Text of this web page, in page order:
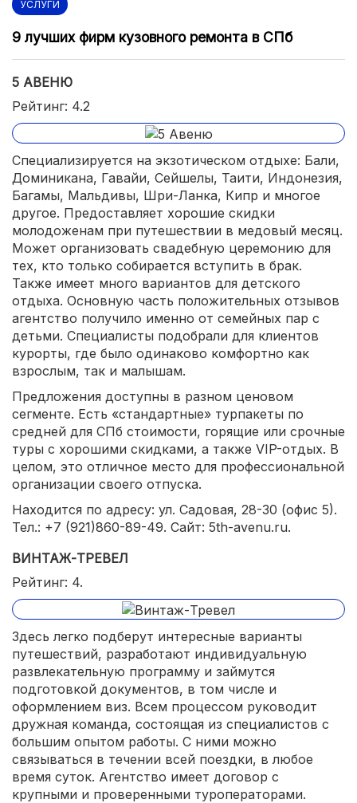
УСЛУГИ
9 лучших фирм кузовного ремонта в СПб
5 АВЕНЮ
Рейтинг: 4.2
Специализируется на экзотическом отдыхе: Бали,
Доминикана, Гавайи, Сейшелы, Таити, Индонезия,
Багамы, Мальдивы, Шри-Ланка, Кипр и многое
другое. Предоставляет хорошие скидки
молодоженам при путешествии в медовый месяц.
Может организовать свадебную церемонию для
тех, кто только собирается вступить в брак.
Также имеет много вариантов для детского
отдыха. Основную часть положительных отзывов
агентство получило именно от семейных пар с
детьми. Специалисты подобрали для клиентов
курорты, где было одинаково комфортно как
взрослым, так и малышам.
Предложения доступны в разном ценовом
сегменте. Есть «стандартные» турпакеты по
средней для СПб стоимости, горящие или срочные
туры с хорошими скидками, а также VIP-отдых. В
целом, это отличное место для профессиональной
организации своего отпуска.
Находится по адресу: ул. Садовая, 28-30 (офис 5).
Тел.: +7 (921)860-89-49. Сайт: 5th-avenu.ru.
ВИНТАЖ-ТРЕВЕЛ
Рейтинг: 4.
Здесь легко подберут интересные варианты
путешествий, разработают индивидуальную
развлекательную программу и займутся
подготовкой документов, в том числе и
оформлением виз. Всем процессом руководит
дружная команда, состоящая из специалистов с
большим опытом работы. С ними можно
связываться в течении всей поездки, в любое
время суток. Агентство имеет договор с
крупными и проверенными туроператорами.